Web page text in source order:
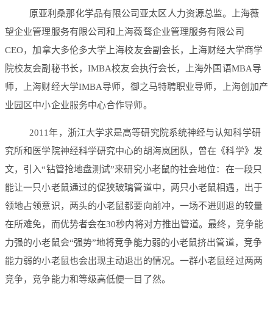
原亚利桑那化学品有限公司亚太区人力资源总监。上海薇
望企业管理服务有限公司和上海薇骛企业管理服务有限公司
CEO，加拿大多伦多大学上海校友会副会长，上海财经大学商学
院校友会副秘书长，IMBA校友会执行会长，上海外国语MBA导
师，上海财经大学IMBA导师，御之马特聘职业导师，上海创加产
业园区中小企业服务中心合作导师。
2011年，浙江大学求是高等研究院系统神经与认知科学研
究所和医学院神经科学研究中心的胡海岚团队，曾在《科学》发
文，引入“钻管抢地盘测试”来研究小老鼠的社会地位：在一段只
能让一只小老鼠通过的促狭玻璃管道中，两只小老鼠相遇，出于
领地占领意识，两头的小老鼠都要向前冲，一场不进则退的较量
在所难免，而优势者会在30秒内将对方推出管道。最终，竞争能
力强的小老鼠会“强势”地将竞争能力弱的小老鼠挤出管道，竞争
能力弱的小老鼠也会出现主动退出的情况。一群小老鼠经过两两
竞争，竞争能力和等级高低便一目了然。